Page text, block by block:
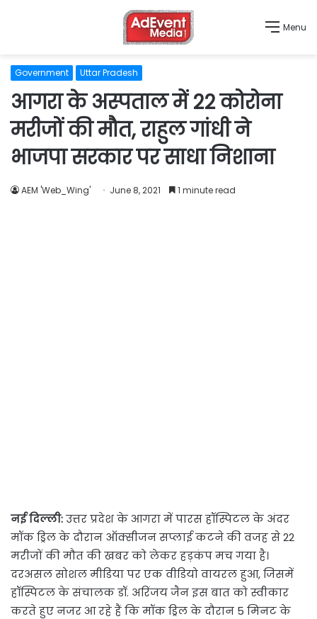
Menu
Government Uttar Pradesh
आगरा के अस्पताल में 22 कोरोना
मरीजों की मौत, राहुल गांधी ने
भाजपा सरकार पर साधा निशाना
AEM 'Web_Wing' June 8, 2021 1 minute read
नई दिल्ली:उत्तर प्रदेश के आगरा में पारस हॉस्पिटल के अंदर
मॉक ड्रिल के दौरान ऑक्सीजन सप्लाई कटने की वजह से 22
मरीजों की मौत की खबर को लेकर हड़कंप मच गया है।
दरअसल सोशल मीडिया पर एक वीडियो वायरल हुआ, जिसमें
हॉस्पिटल के संचालक डॉ. अरिंजय जैन इस बात को स्वीकार
करते हुए नजर आ रहे हैं कि मॉक ड्रिल के दौरान 5 मिनट के